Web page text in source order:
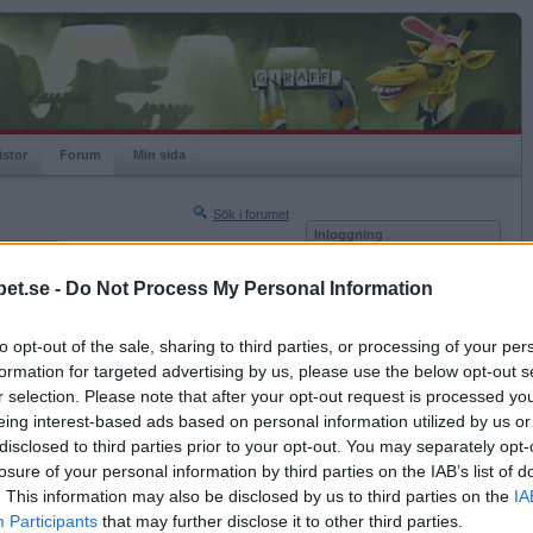
- Do Not Process My Personal Information
opt-out of the sale, sharing to third parties, or processing of your
for targeted advertising by us, please use the below opt-out
selection. Please note that after your opt-out request is processed
interest-based ads based on personal information utilized by us
to third parties prior to your opt-out. You may separately
of your personal information by third parties on the IAB’s list of
This information may also be disclosed by us to third parties on the
Participants that may further disclose it to other third parties.
Forum Min sida
Sök i forumet
Nästa sida »
2017-01-18 21:59
stolthet,det jag gjorde sist kostade 10000 det
mig för att rätta till sina misstag den
håller sig undan.
Inloggning
Kom ihåg mig
Glömt ditt lösenord?
Få ny aktiveringslänk
Betapet är gratis!